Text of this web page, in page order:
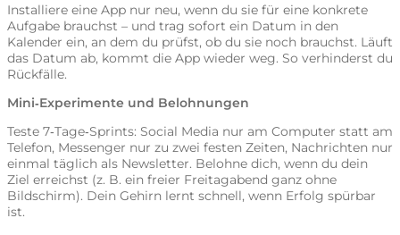
Installiere eine App nur neu, wenn du sie für eine konkrete
Aufgabe brauchst – und trag sofort ein Datum in den
Kalender ein, an dem du prüfst, ob du sie noch brauchst. Läuft
das Datum ab, kommt die App wieder weg. So verhinderst du
Rückfälle.
Mini‑Experimente und Belohnungen
Teste 7‑Tage‑Sprints: Social Media nur am Computer statt am
Telefon, Messenger nur zu zwei festen Zeiten, Nachrichten nur
einmal täglich als Newsletter. Belohne dich, wenn du dein
Ziel erreichst (z. B. ein freier Freitagabend ganz ohne
Bildschirm). Dein Gehirn lernt schnell, wenn Erfolg spürbar
ist.